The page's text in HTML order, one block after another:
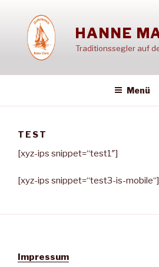
springen
HANNE
Traditionssegler auf
Menü
TEST
[xyz-ips snippet=“test1″]
[xyz-ips snippet=“test3-is-mobile“]
Impressum